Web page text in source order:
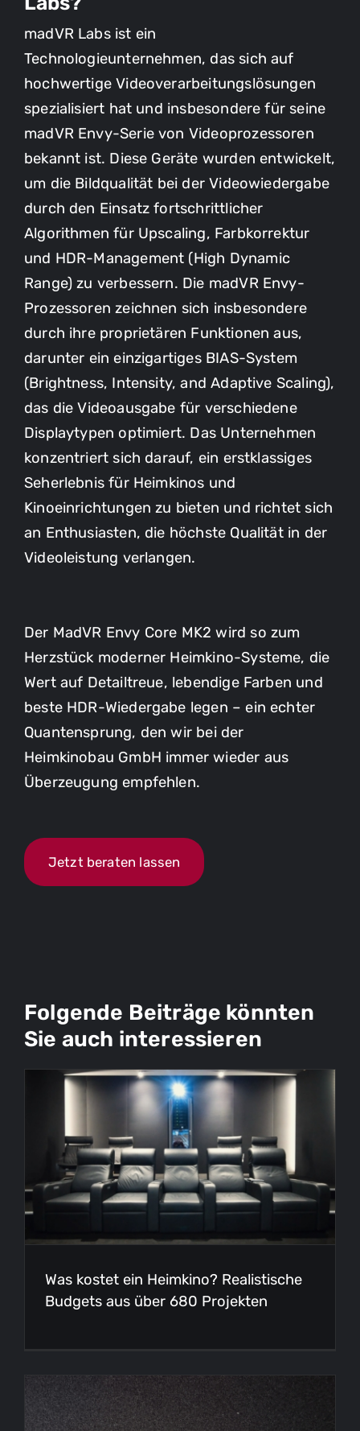
madVR Labs ist ein
Technologieunternehmen, das sich auf
hochwertige Videoverarbeitungslösungen
spezialisiert hat und insbesondere für seine
madVR Envy-Serie von Videoprozessoren
bekannt ist. Diese Geräte wurden entwickelt,
um die Bildqualität bei der Videowiedergabe
durch den Einsatz fortschrittlicher
Algorithmen für Upscaling, Farbkorrektur
und HDR-Management (High Dynamic
Range) zu verbessern. Die madVR Envy-
Prozessoren zeichnen sich insbesondere
durch ihre proprietären Funktionen aus,
darunter ein einzigartiges BIAS-System
(Brightness, Intensity, and Adaptive Scaling),
das die Videoausgabe für verschiedene
Displaytypen optimiert. Das Unternehmen
konzentriert sich darauf, ein erstklassiges
Seherlebnis für Heimkinos und
Kinoeinrichtungen zu bieten und richtet sich
an Enthusiasten, die höchste Qualität in der
Videoleistung verlangen.
Der MadVR Envy Core MK2 wird so zum
Herzstück moderner Heimkino-Systeme, die
Wert auf Detailtreue, lebendige Farben und
beste HDR-Wiedergabe legen – ein echter
Quantensprung, den wir bei der
Heimkinobau GmbH immer wieder aus
Überzeugung empfehlen.
Jetzt beraten lassen
Folgende Beiträge könnten
Sie auch interessieren
Was kostet ein Heimkino? Realistische
Budgets aus über 680 Projekten